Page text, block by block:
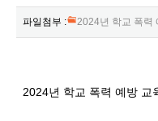
파일첨부 : 2024년 학교 폭력
2024년 학교 폭력 예방 교